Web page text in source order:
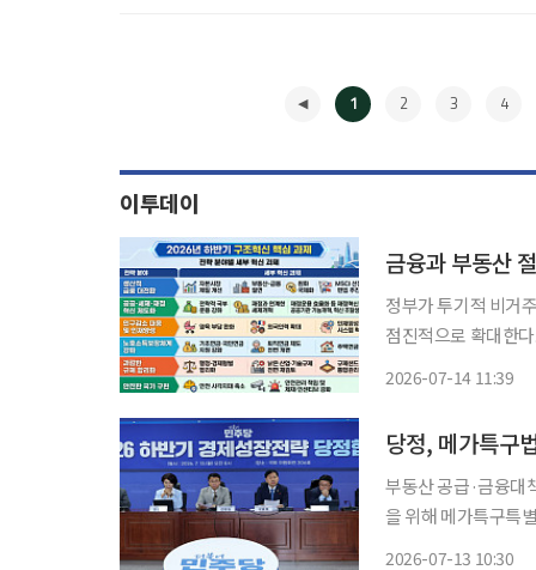
1 2 3 4
이투데이
정부가 투기적 비거
점진적으로 확대한
2026-07-14 11:39
당정, 메가특구
부동산 공급·금융대책도 논의 더불어민주당과 정부가 3대 메
을 위해 메가특구특
2026-07-13 10:30